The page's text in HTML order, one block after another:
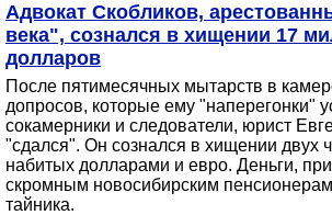
Адвокат Скобликов,
века", сознался в хищении 17
долларов
После пятимесячных мытарств в
допросов, которые ему "наперегонки"
сокамерники и следователи, юрист
"сдался". Он сознался в хищении двух
набитых долларами и евро. Деньги,
скромным новосибирским
тайника.